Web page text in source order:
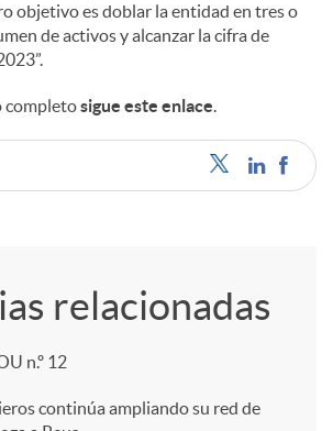
objetivo es doblar la entidad en tres o
de activos y alcanzar la cifra de
completosigue este enlace.
relacionadas
n.º 12
continúa ampliando su red de